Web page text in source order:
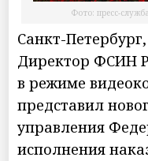
Фото: пресс-
Санкт-
Директор ФСИН
в режиме
представил
управления
исполнения